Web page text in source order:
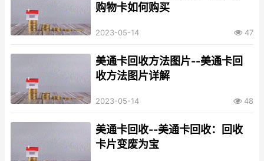
购物卡如何购买
2023-05-14 47
美通卡回收方法图片--美通卡回
收方法图片详解
2023-05-14 48
美通卡回收--美通卡回收：回收
卡片变废为宝